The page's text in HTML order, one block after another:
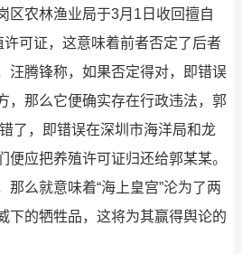
区农林渔业局于3月1日收回擅自
许可证，这意味着前者否定了后者
汪腾锋称，如果否定得对，即错误
，那么它便确实存在行政违法，郭
了，即错误在深圳市海洋局和龙
便应把养殖许可证归还给郭某某。
那么就意味着“海上皇宫”沦为了两
下的牺牲品，这将为其赢得舆论的